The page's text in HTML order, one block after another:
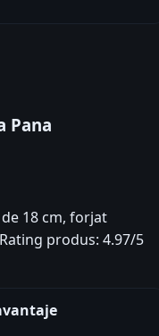
Pana
18 cm, forjat
produs: 4.97/5